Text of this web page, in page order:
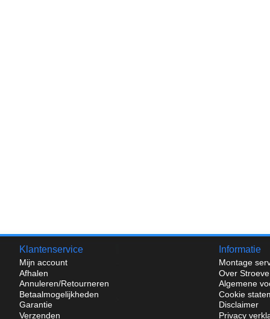
Klantenservice
Mijn account
Afhalen
Annuleren/Retourneren
Betaalmogelijkheden
Garantie
Verzenden
Informatie
Montage
Over
Algemene
Cookie
Disclaimer
Privacy